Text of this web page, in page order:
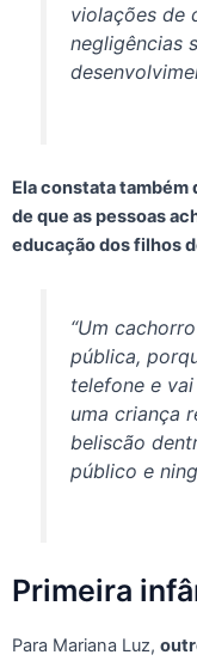
violações de
negligências
Ela constata também
de que as pessoas
educação dos filhos
“Um
pública,
telefone e
uma criança
beliscão
público e
Primeira
Para Mariana Luz,